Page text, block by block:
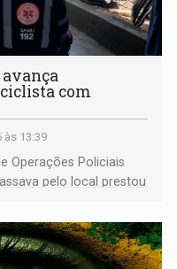
avança
com
às 13:39
Operações Policiais
pelo local prestou